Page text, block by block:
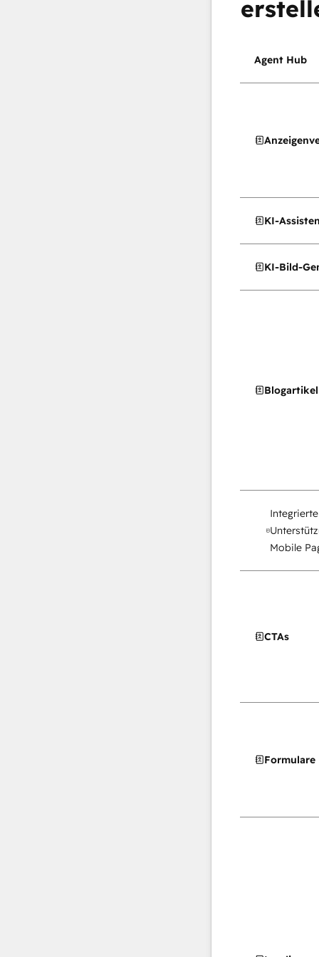
Agent Hub
KI-
KI-Bild-
Blogartikel
Mobile
CTAs
Formulare